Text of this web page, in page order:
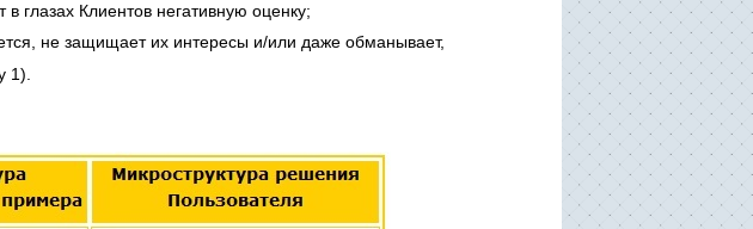
глазах Клиентов негативную оценку;
не защищает их интересы и/или даже обманывает,
1).